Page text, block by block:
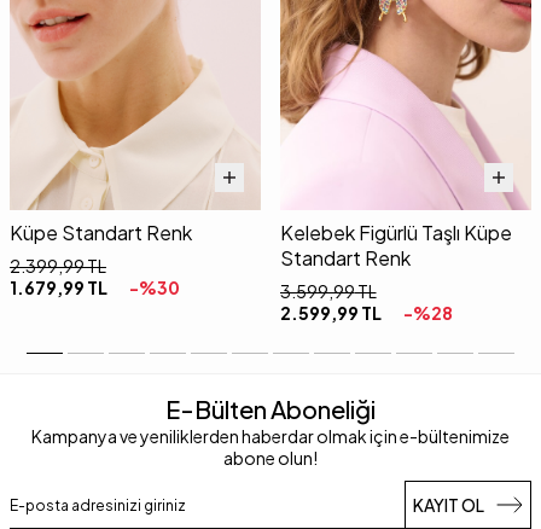
Küpe Standart Renk
2.399,99TL
1.679,99 TL -%30
Kelebek Figürlü Taşlı Küpe
Standart Renk
3.599,99TL
2.599,99 TL -%28
E-Bülten Aboneliği
Kampanya ve yeniliklerden haberdar olmak için e-bültenimize
abone olun!
KAYIT OL